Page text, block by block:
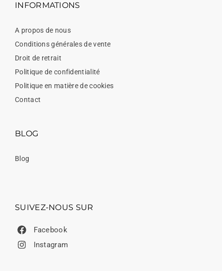
INFORMATIONS
A propos de nous
Conditions générales de vente
Droit de retrait
Politique de confidentialité
Politique en matière de cookies
Contact
BLOG
Blog
SUIVEZ-NOUS SUR
Facebook
Instagram